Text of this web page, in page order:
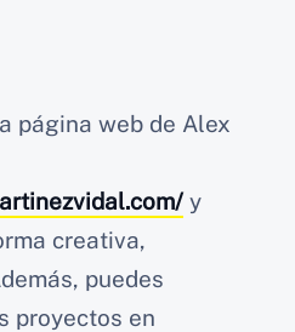
página web de Alex
y
creativa,
puedes
proyectos en